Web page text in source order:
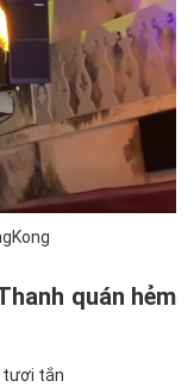
quán hẻm
tươi tắn